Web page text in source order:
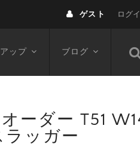
ゲスト ログ
ップ ブログ
ーダー T51
ッガー